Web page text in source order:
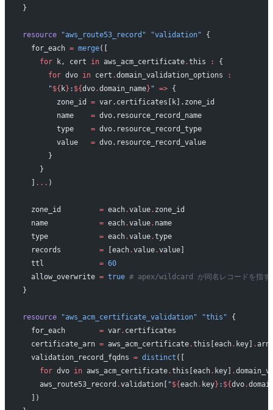
}
resource "aws_route53_record" "validation" {
  for_each
= merge([
    for
k, cert in aws_acm_certificate.this :
{
      for
dvo in cert .domain_validation_options
:
      "
${ k} : ${dvo.domain_name} " => {
        zone_id
= var.certificates[k].zone_id
        name
= dvo.resource_record_name
        type
= dvo.resource_record_type
        value
= dvo.resource_record_value
      }
    }
... )
  zone_id
         =
each.value. zone_id
  name
            =
each.value. name
  type
            =
each.value.type
  records
         =
[each.value.value]
  ttl
             =
60
  allow_overwrite
= true # apex/wildcard が同名レコードを指す
}
resource "aws_acm_certificate_validation" "this" {
  for_each
        =
var. certificates
  certificate_arn
= aws_acm_certificate.this[each. key] .arn
  validation_record_fqdns
= distinct ([
    for
dvo in aws_acm_certificate.this[each. key] .
    aws_route53_record
.validation[ "${each. key} : ${dvo.
  ])